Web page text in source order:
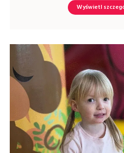
Wyświetl